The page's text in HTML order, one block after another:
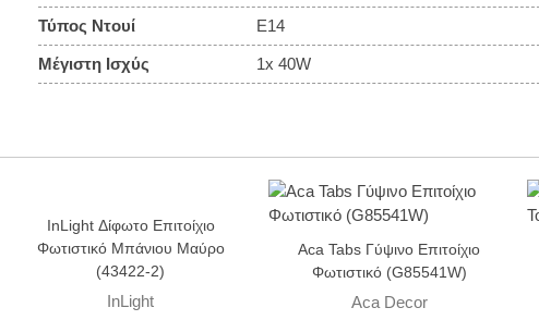
Τύπος Ντουί E14
Μέγιστη Ισχύς 1x 40W
-20%
InLight Δίφωτο Επιτοίχιο
Φωτιστικό Μπάνιου Μαύρο
(43422-2)
InLight
-15%Aca Tabs Γύψινο Επιτοίχιο
Φωτιστικό (G85541W)
Aca Decor